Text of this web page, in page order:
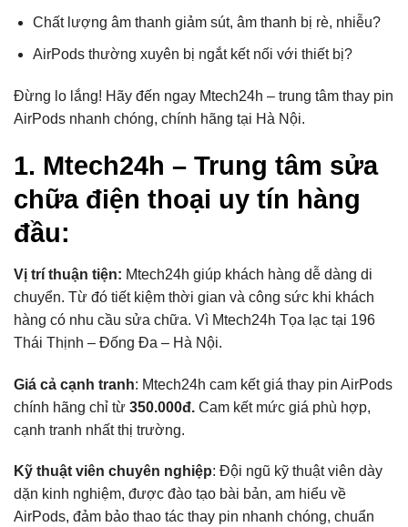
Chất lượng âm thanh giảm sút, âm thanh bị rè, nhiễu?
AirPods thường xuyên bị ngắt kết nối với thiết bị?
Đừng lo lắng! Hãy đến ngay Mtech24h – trung tâm thay pin
AirPods nhanh chóng, chính hãng tại Hà Nội.
1. Mtech24h – Trung tâm sửa
chữa điện thoại uy tín hàng
đầu:
Vị trí thuận tiện: Mtech24h giúp khách hàng dễ dàng di
chuyển. Từ đó tiết kiệm thời gian và công sức khi khách
hàng có nhu cầu sửa chữa. Vì Mtech24h Tọa lạc tại 196
Thái Thịnh – Đống Đa – Hà Nội.
Giá cả cạnh tranh: Mtech24h cam kết giá thay pin AirPods
chính hãng chỉ từ 350.000đ. Cam kết mức giá phù hợp,
cạnh tranh nhất thị trường.
Kỹ thuật viên chuyên nghiệp: Đội ngũ kỹ thuật viên dày
dặn kinh nghiệm, được đào tạo bài bản, am hiểu về
AirPods, đảm bảo thao tác thay pin nhanh chóng, chuẩn